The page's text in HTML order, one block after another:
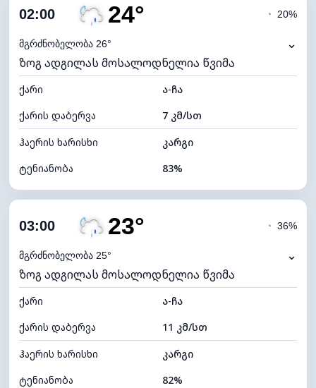
ღრუბლიანობა
ნამის წერტილი
ხილვადობა
9 კმ
განათების ინდექსი 0 (ბნელი)
ღრუბლის სიმაღლე 6320 მ
02:00 24°
მგრძნობელობა 26°
◔ 20%
⌄
ზოგ ადგილას მოსალოდნელია წვიმა
ქარი
ა-ჩა
ქარის დაბერვა
7 კმ/სთ
ჰაერის ხარისხი
კარგი
ტენიანობა
83%
ღრუბლიანობა
ნამის წერტილი
ხილვადობა
10 კმ
განათების ინდექსი 0 (ბნელი)
ღრუბლის სიმაღლე 6080 მ
03:00 23°
მგრძნობელობა 25°
◔ 36%
⌄
ზოგ ადგილას მოსალოდნელია წვიმა
ქარი
ა-ჩა
ქარის დაბერვა
11 კმ/სთ
ჰაერის ხარისხი
კარგი
ტენიანობა
82%